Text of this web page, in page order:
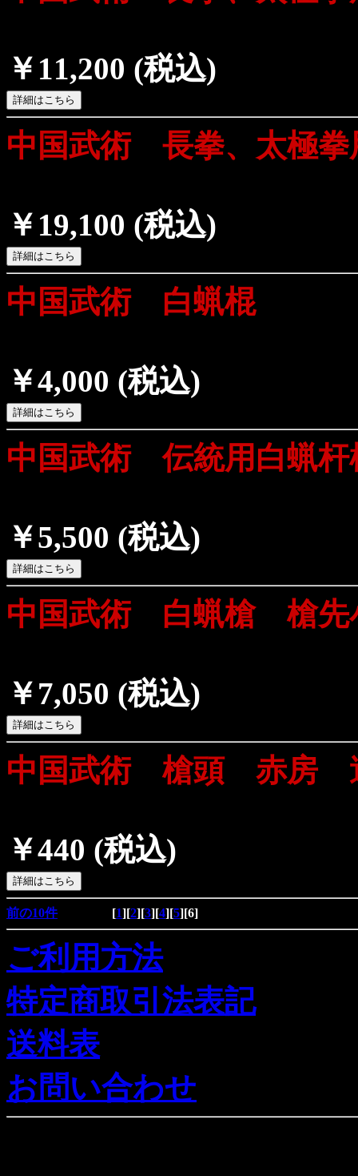
￥11,200 (税込)
中国武術 長拳、太極
￥19,100 (税込)
中国武術 白蝋棍
￥4,000 (税込)
中国武術 伝統用白蝋
￥5,500 (税込)
中国武術 白蝋槍 槍
￥7,050 (税込)
中国武術 槍頭 赤房
￥440 (税込)
前の10件[1][2][3][4][5][6]
ご利用方法
特定商取引法表記
送料表
お問い合わせ